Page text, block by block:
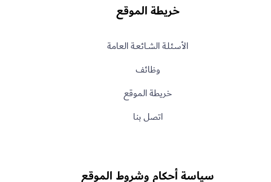
خريطة الموقع
الأسـئلـة الشــائعـة العامة
وظائف
خريطة الموقع
اتصل بنا
سياسة أحكام وشروط الموقع